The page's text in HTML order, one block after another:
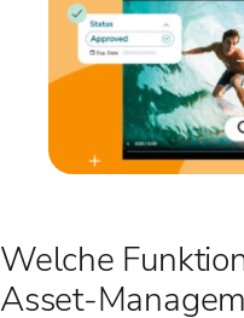
Welche
Asset-